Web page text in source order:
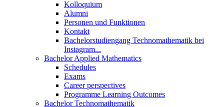
Kolloquium
Alumni
Personen und Funktionen
Kontakt
Bachelorstudiengang Technomathematik bei
Instagram...
Bachelor Applied Mathematics
Schedules
Exams
Career perspectives
Programme Learning Outcomes
Bachelor Technomathematik